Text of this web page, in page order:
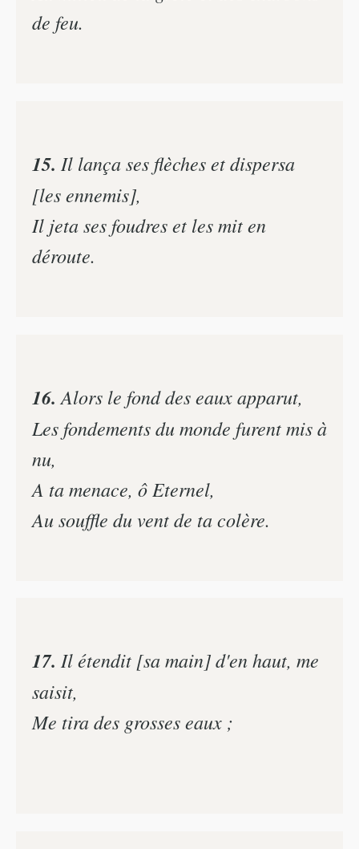
de feu.
15. Il lança ses flèches et dispersa
[les ennemis],
Il jeta ses foudres et les mit en
déroute.
16. Alors le fond des eaux apparut,
Les fondements du monde furent mis à
nu,
A ta menace, ô Eternel,
Au souffle du vent de ta colère.
17. Il étendit [sa main] d'en haut, me
saisit,
Me tira des grosses eaux ;